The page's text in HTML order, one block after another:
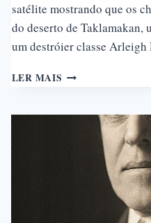
satélite mostrando que os
do deserto de Taklamakan,
um destróier classe
LER MAIS POR
UM
GUERRA
AMERICANO
GIGANTE